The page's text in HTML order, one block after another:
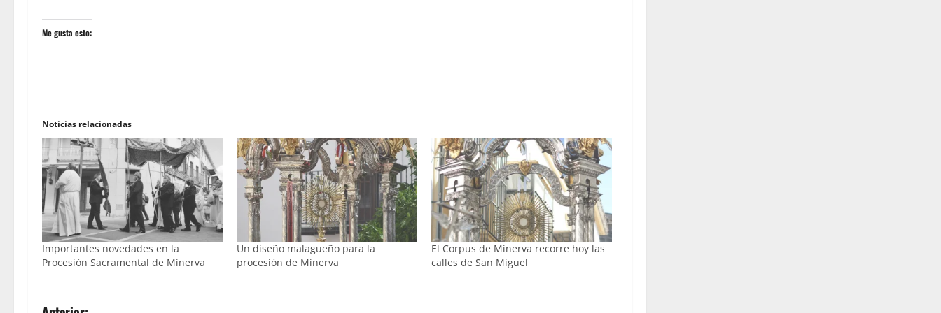
Me gusta esto:
Noticias relacionadas
Importantes novedades en la
Procesión Sacramental de Minerva
Un diseño malagueño para la
procesión de Minerva
El Corpus de Minerva recorre hoy las
calles de San Miguel